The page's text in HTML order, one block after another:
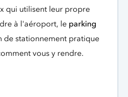
qui utilisent leur propre
à l'aéroport, le parking
de stationnement pratique
vous y rendre.